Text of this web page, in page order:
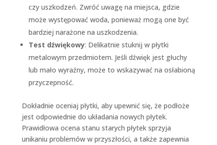
czy uszkodzeń. Zwróć uwagę na miejsca, gdzie
może występować woda, ponieważ mogą one być
bardziej narażone na uszkodzenia.
Test dźwiękowy: Delikatnie stuknij w płytki
metalowym przedmiotem. Jeśli dźwięk jest głuchy
lub mało wyraźny, może to wskazywać na osłabioną
przyczepność.
Dokładnie oceniaj płytki, aby upewnić się, że podłoże
jest odpowiednie do układania nowych płytek.
Prawidłowa ocena stanu starych płytek sprzyja
unikaniu problemów w przyszłości, a także zapewnia